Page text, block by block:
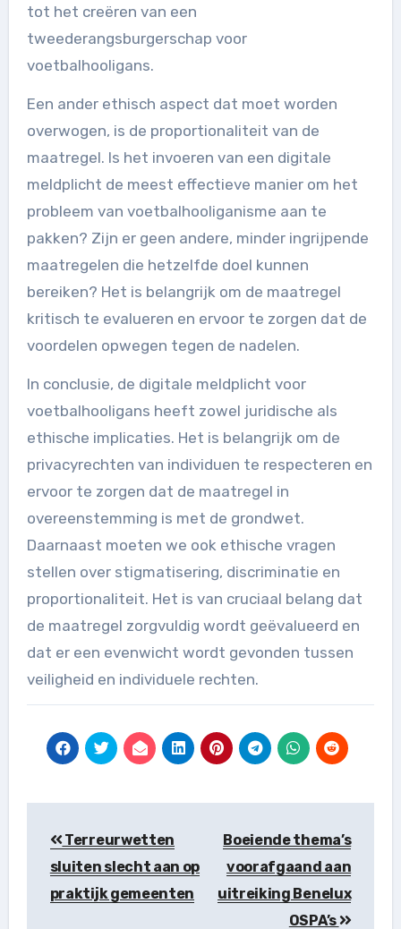
tot het creëren van een
tweederangsburgerschap voor
voetbalhooligans.
Een ander ethisch aspect dat moet worden
overwogen, is de proportionaliteit van de
maatregel. Is het invoeren van een digitale
meldplicht de meest effectieve manier om het
probleem van voetbalhooliganisme aan te
pakken? Zijn er geen andere, minder ingrijpende
maatregelen die hetzelfde doel kunnen
bereiken? Het is belangrijk om de maatregel
kritisch te evalueren en ervoor te zorgen dat de
voordelen opwegen tegen de nadelen.
In conclusie, de digitale meldplicht voor
voetbalhooligans heeft zowel juridische als
ethische implicaties. Het is belangrijk om de
privacyrechten van individuen te respecteren en
ervoor te zorgen dat de maatregel in
overeenstemming is met de grondwet.
Daarnaast moeten we ook ethische vragen
stellen over stigmatisering, discriminatie en
proportionaliteit. Het is van cruciaal belang dat
de maatregel zorgvuldig wordt geëvalueerd en
dat er een evenwicht wordt gevonden tussen
veiligheid en individuele rechten.
Terreurwetten
sluiten slecht aan op
praktijk gemeenten
Boeiende thema’s
voorafgaand aan
uitreiking Benelux
OSPA’s